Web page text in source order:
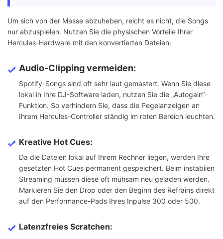
Um sich von der Masse abzuheben, reicht es nicht, die Songs
nur abzuspielen. Nutzen Sie die physischen Vorteile Ihrer
Hercules-Hardware mit den konvertierten Dateien:
Audio-Clipping vermeiden:
Spotify-Songs sind oft sehr laut gemastert. Wenn Sie diese
lokal in Ihre DJ-Software laden, nutzen Sie die „Autogain“-
Funktion. So verhindern Sie, dass die Pegelanzeigen an
Ihrem Hercules-Controller ständig im roten Bereich leuchten.
Kreative Hot Cues:
Da die Dateien lokal auf Ihrem Rechner liegen, werden Ihre
gesetzten Hot Cues permanent gespeichert. Beim instabilen
Streaming müssen diese oft mühsam neu geladen werden.
Markieren Sie den Drop oder den Beginn des Refrains direkt
auf den Performance-Pads Ihres Inpulse 300 oder 500.
Latenzfreies Scratchen: